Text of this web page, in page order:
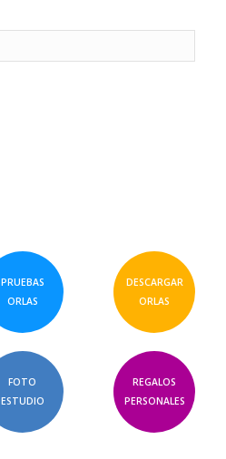
PRUEBAS
ORLAS
DESCARGAR
ORLAS
FOTO
ESTUDIO
REGALOS
PERSONALES